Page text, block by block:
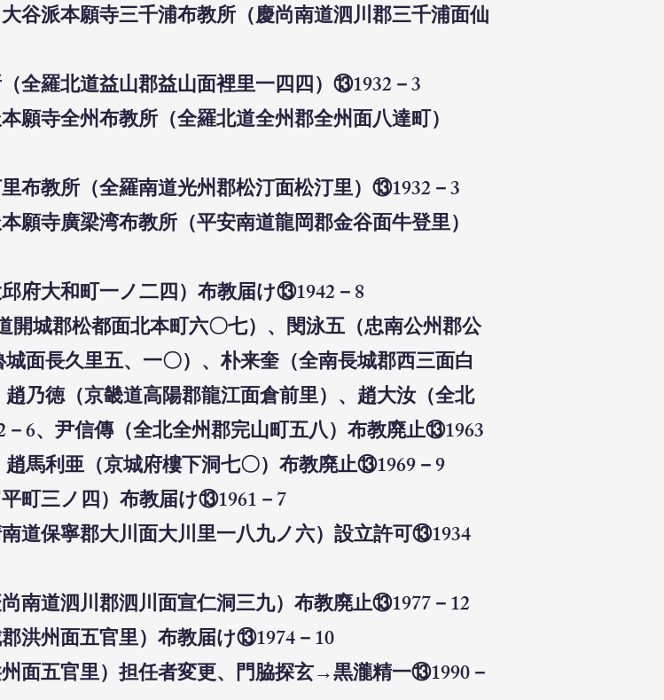
派本願寺三千浦布教所（慶尚南道泗川郡三千浦面仙
羅北道益山郡益山面裡里一四四）⑬1932－3
寺全州布教所（全羅北道全州郡全州面八達町）
教所（全羅南道光州郡松汀面松汀里）⑬1932－3
寺廣梁湾布教所（平安南道龍岡郡金谷面牛登里）
府大和町一ノ二四）布教届け⑬1942－8
城郡松都面北本町六〇七）、閔泳五（忠南公州郡公
面長久里五、一〇）、朴来奎（全南長城郡西三面白
乃徳（京畿道高陽郡龍江面倉前里）、趙大汝（全北
6、尹信傳（全北全州郡完山町五八）布教廃止⑬1963
馬利亜（京城府樓下洞七〇）布教廃止⑬1969－9
町三ノ四）布教届け⑬1961－7
道保寧郡大川面大川里一八九ノ六）設立許可⑬1934
南道泗川郡泗川面宣仁洞三九）布教廃止⑬1977－12
洪州面五官里）布教届け⑬1974－10
面五官里）担任者変更、門脇探玄→黒瀧精一⑬1990－